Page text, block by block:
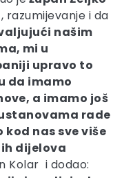
razumijevanje i da
našim
mi u
upravo to
da imamo
a imamo još
rade
nas sve više
dijelova
Kolar i dodao: